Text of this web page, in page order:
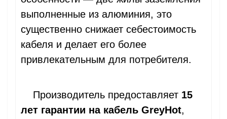
выполненные из алюминия, это
существенно снижает себестоимость
кабеля и делает его более
привлекательным для потребителя.
Производитель предоставляет 15
лет гарантии на кабель GreyHot,